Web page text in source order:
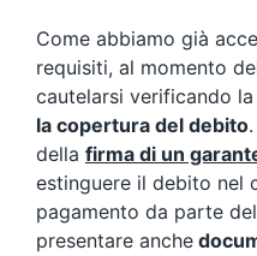
Come abbiamo già
requisiti, al momento
cautelarsi verificando
la copertura del debito
della firma di un
estinguere il debito nel
pagamento da parte
presentare anche